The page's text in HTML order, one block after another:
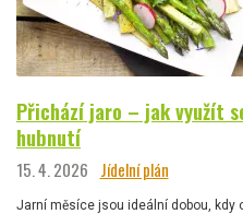
Přichází jaro – jak využít
hubnutí
15. 4. 2026 Jídelní plán
Jarní měsíce jsou ideální dobou, kdy